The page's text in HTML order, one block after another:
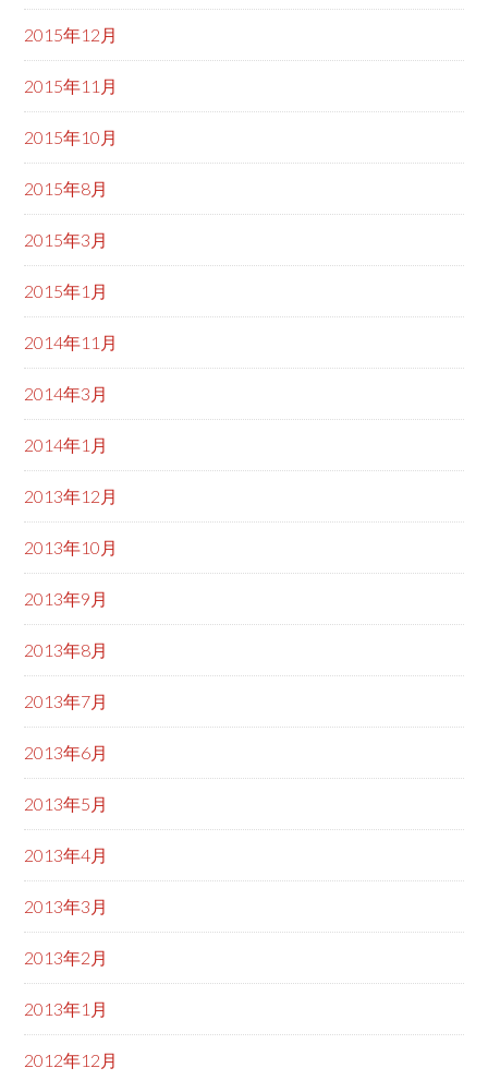
2015年12月
2015年11月
2015年10月
2015年8月
2015年3月
2015年1月
2014年11月
2014年3月
2014年1月
2013年12月
2013年10月
2013年9月
2013年8月
2013年7月
2013年6月
2013年5月
2013年4月
2013年3月
2013年2月
2013年1月
2012年12月